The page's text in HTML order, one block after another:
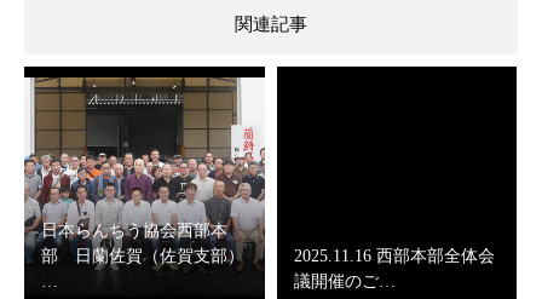
関連記事
日本らんちう協会西部本
部 日蘭佐賀（佐賀支部）
2025.11.16 西部本部全体会
議開催のご…